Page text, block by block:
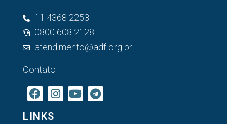
11 4368 2253
0800 608 2128
atendimento@adf.org.br
Contato
LINKS